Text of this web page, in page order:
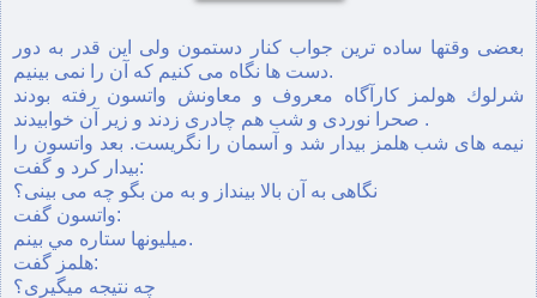
بعضی وقتها ساده ترین جواب کنار دستمون ولی این قدر به دور
دست ها نگاه می کنیم که آن را نمی بینیم.
شرلوك هولمز كارآگاه معروف و معاونش واتسون رفته بودند
صحرا نوردی و شب هم چادری زدند و زير آن خوابيدند .
نيمه های شب هلمز بيدار شد و آسمان را نگریست. بعد واتسون را
بيدار كرد و گفت:
نگاهی به آن بالا بينداز و به من بگو چه می بينی؟
واتسون گفت:
ميليونها ستاره مي بينم.
هلمز گفت:
چه نتيجه ميگيری؟